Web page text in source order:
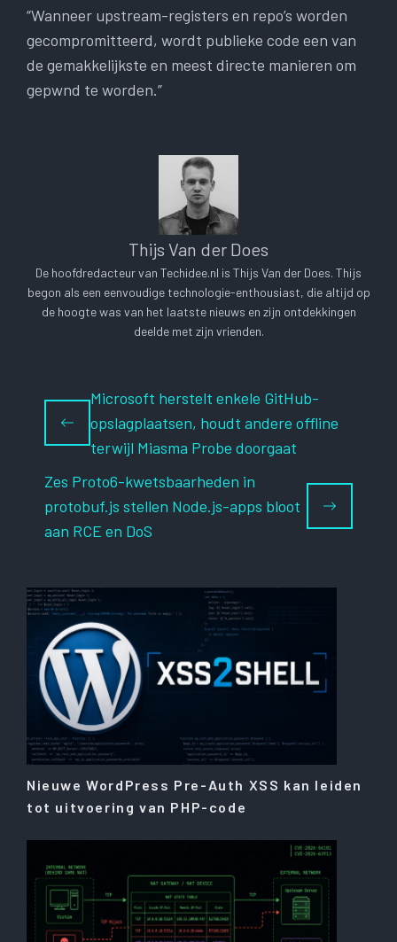
“Wanneer upstream-registers en repo’s worden
gecompromitteerd, wordt publieke code een van
de gemakkelijkste en meest directe manieren om
gepwnd te worden.”
Thijs Van der Does
De hoofdredacteur van Techidee.nl is Thijs Van der Does. Thijs
begon als een eenvoudige technologie-enthousiast, die altijd op
de hoogte was van het laatste nieuws en zijn ontdekkingen
deelde met zijn vrienden.
Microsoft herstelt enkele GitHub-
opslagplaatsen, houdt andere offline
terwijl Miasma Probe doorgaat
Zes Proto6-kwetsbaarheden in
protobuf.js stellen Node.js-apps bloot
aan RCE en DoS
Nieuwe WordPress Pre-Auth XSS kan leiden
tot uitvoering van PHP-code